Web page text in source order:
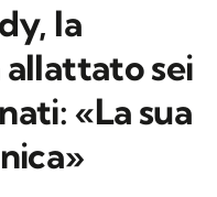
la
allattato sei
«La sua